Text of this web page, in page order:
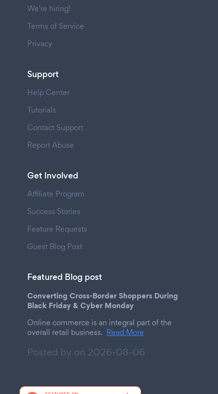
We're hiring!
Terms of Service
Privacy
Support
Help Center
Tutorials
Contact Support
Report Abuse
Get Involved
Affiliate Program
Success Stories
Feature Requests
Guest Blog Post
Featured Blog post
Converting Cross-Border Shoppers During
Black Friday & Cyber Monday
Online commerce is an integral part of the
overall retail business. Read More
Posted by on 2026-08-06